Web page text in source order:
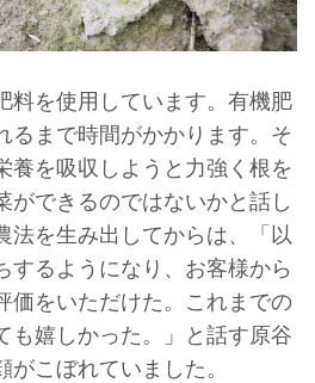
料を使用しています。有機肥
るまで時間がかかります。そ
養を吸収しようと力強く根を
ができるのではないかと話し
法を生み出してからは、「以
するようになり、お客様から
価をいただけた。これまでの
も嬉しかった。」と話す原谷
こぼれていました。